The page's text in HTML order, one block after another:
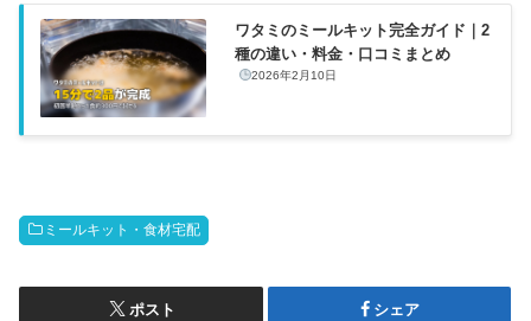
ワタミのミールキット完全ガイド｜2
種の違い・料金・口コミまとめ
2026年2月10日
ミールキット・食材宅配
ポスト シェア